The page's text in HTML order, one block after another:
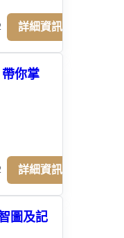
詳細資訊
你掌
詳細資訊
圖及記